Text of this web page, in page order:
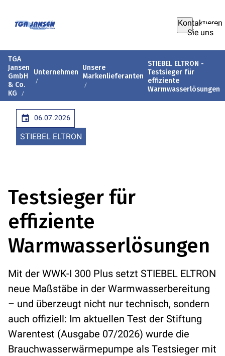
Kontaktieren
Sie uns
TGA
Jansen
GmbH
& Co.
KG
Unternehmen Unsere
Markenlieferanten
STIEBEL ELTRON -
Testsieger für
effiziente
Warmwasserlösungen
06.07.2026
STIEBEL ELTRON
Testsieger für
effiziente
Warmwasserlösungen
Mit der WWK-I 300 Plus setzt STIEBEL ELTRON
neue Maßstäbe in der Warmwasserbereitung
– und überzeugt nicht nur technisch, sondern
auch offiziell: Im aktuellen Test der Stiftung
Warentest (Ausgabe 07/2026) wurde die
Brauchwasserwärmepumpe als Testsieger mit